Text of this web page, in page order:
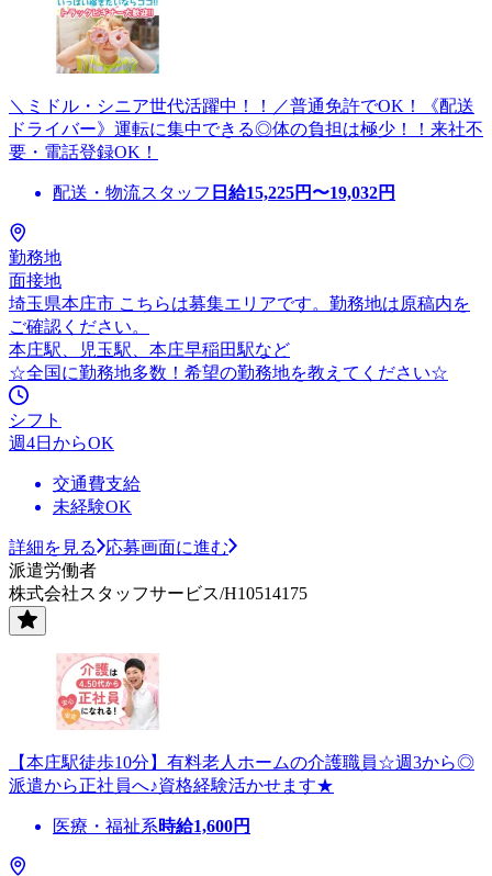
＼ミドル・シニア世代活躍中！！／普通免許でOK！《配送
ドライバー》運転に集中できる◎体の負担は極少！！来社不
要・電話登録OK！
配送・物流スタッフ 日給15,225円〜19,032円
勤務地
面接地
埼玉県本庄市 こちらは募集エリアです。勤務地は原稿内を
ご確認ください。
本庄駅、児玉駅、本庄早稲田駅など
☆全国に勤務地多数！希望の勤務地を教えてください☆
シフト
週4日からOK
交通費支給
未経験OK
詳細を見る
応募画面に進む
派遣労働者
株式会社スタッフサービス/H10514175
【本庄駅徒歩10分】有料老人ホームの介護職員☆週3から◎
派遣から正社員へ♪資格経験活かせます★
医療・福祉系時給1,600円